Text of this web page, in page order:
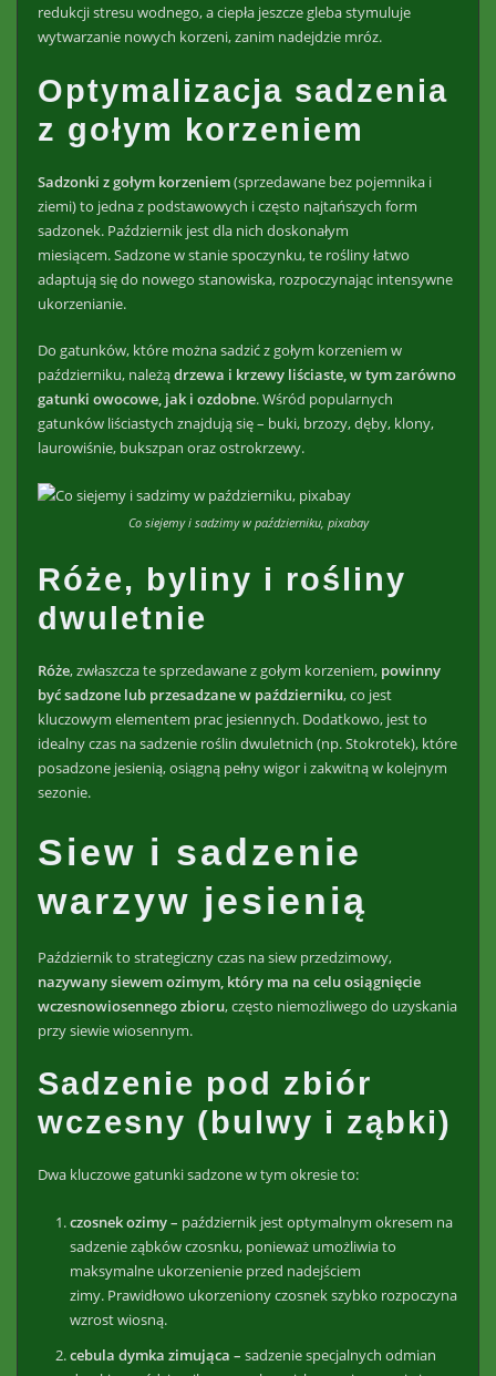
redukcji stresu wodnego, a ciepła jeszcze gleba stymuluje
wytwarzanie nowych korzeni, zanim nadejdzie mróz.
Optymalizacja sadzenia
z gołym korzeniem
Sadzonki z gołym korzeniem(sprzedawane bez pojemnika i
ziemi) to jedna z podstawowych i często najtańszych form
sadzonek. Październik jest dla nich doskonałym
miesiącem. Sadzone w stanie spoczynku, te rośliny łatwo
adaptują się do nowego stanowiska, rozpoczynając intensywne
ukorzenianie.
Do gatunków, które można sadzić z gołym korzeniem w
październiku, należądrzewa i krzewy liściaste, w tym zarówno
gatunki owocowe, jak i ozdobne. Wśród popularnych
gatunków liściastych znajdują się – buki, brzozy, dęby, klony,
laurowiśnie, bukszpan oraz ostrokrzewy.
Co siejemy i sadzimy w październiku, pixabay
Róże, byliny i rośliny
dwuletnie
Róże, zwłaszcza te sprzedawane z gołym korzeniem, powinny
być sadzone lub przesadzane w październiku, co jest
kluczowym elementem prac jesiennych. Dodatkowo, jest to
idealny czas na sadzenie roślin dwuletnich (np. Stokrotek), które
posadzone jesienią, osiągną pełny wigor i zakwitną w kolejnym
sezonie.
Siew i sadzenie
warzyw jesienią
Październik to strategiczny czas na siew przedzimowy,
nazywany siewem ozimym, który ma na celu osiągnięcie
wczesnowiosennego zbioru, często niemożliwego do uzyskania
przy siewie wiosennym.
Sadzenie pod zbiór
wczesny (bulwy i ząbki)
Dwa kluczowe gatunki sadzone w tym okresie to:
czosnek ozimy – październik jest optymalnym okresem na
sadzenie ząbków czosnku, ponieważ umożliwia to
maksymalne ukorzenienie przed nadejściem
zimy. Prawidłowo ukorzeniony czosnek szybko rozpoczyna
wzrost wiosną.
cebula dymka zimująca – sadzenie specjalnych odmian